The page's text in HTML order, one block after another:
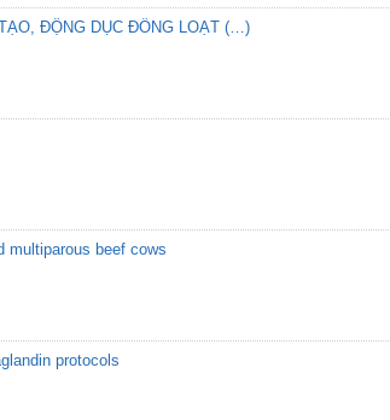
ĐỘNG DỤC ĐỒNG LOẠT (…)
multiparous beef cows
protocols